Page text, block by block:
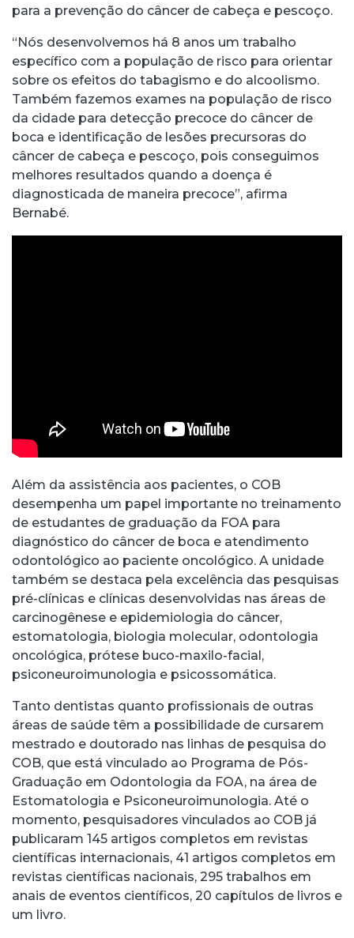
para a prevenção do câncer de cabeça e pescoço.
“Nós desenvolvemos há 8 anos um trabalho
específico com a população de risco para orientar
sobre os efeitos do tabagismo e do alcoolismo.
Também fazemos exames na população de risco
da cidade para detecção precoce do câncer de
boca e identificação de lesões precursoras do
câncer de cabeça e pescoço, pois conseguimos
melhores resultados quando a doença é
diagnosticada de maneira precoce”, afirma
Bernabé.
Além da assistência aos pacientes, o COB
desempenha um papel importante no treinamento
de estudantes de graduação da FOA para
diagnóstico do câncer de boca e atendimento
odontológico ao paciente oncológico. A unidade
também se destaca pela excelência das pesquisas
pré-clínicas e clínicas desenvolvidas nas áreas de
carcinogênese e epidemiologia do câncer,
estomatologia, biologia molecular, odontologia
oncológica, prótese buco-maxilo-facial,
psiconeuroimunologia e psicossomática.
Tanto dentistas quanto profissionais de outras
áreas de saúde têm a possibilidade de cursarem
mestrado e doutorado nas linhas de pesquisa do
COB, que está vinculado ao Programa de Pós-
Graduação em Odontologia da FOA, na área de
Estomatologia e Psiconeuroimunologia. Até o
momento, pesquisadores vinculados ao COB já
publicaram 145 artigos completos em revistas
científicas internacionais, 41 artigos completos em
revistas científicas nacionais, 295 trabalhos em
anais de eventos científicos, 20 capítulos de livros e
um livro.